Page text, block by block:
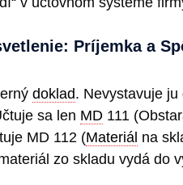
Príjemka a
doklad. Nevystavuje
sa len MD 111
MD 112 (Materiál na
zo skladu vydá do